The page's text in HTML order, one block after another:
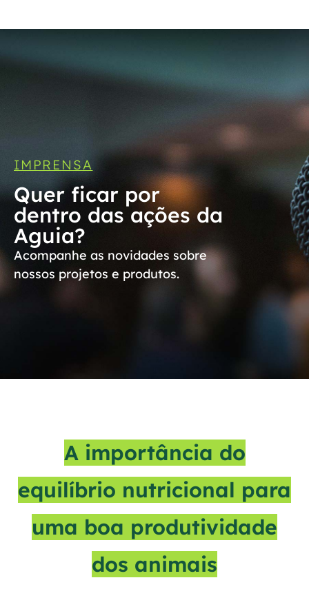
IMPRENSA
Quer ficar por
dentro das ações da
Aguia?
Acompanhe as novidades sobre
nossos projetos e produtos.
A importância do
equilíbrio nutricional para
uma boa produtividade
dos animais